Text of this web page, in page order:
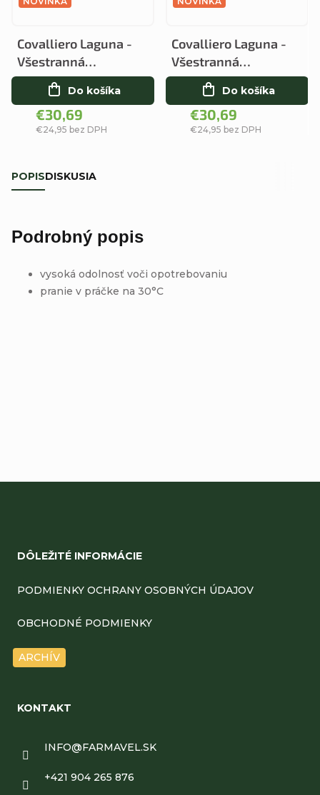
Covalliero Laguna -
Všestranná
Podsedlová Dečka
Black
€24,95 bez DPH
€30,69
Do košíka
Covalliero Laguna -
Všestranná
Podsedlová Dečka
€24,95 bez DPH
€30,69
Do košíka
POPISDISKUSIA
Podrobný popis
vysoká odolnosť voči opotrebovaniu
pranie v práčke na 30°C
DÔLEŽITÉ INFORMÁCIE
PODMIENKY OCHRANY OSOBNÝCH ÚDAJOV
OBCHODNÉ PODMIENKY
ARCHÍV
KONTAKT
INFO@FARMAVEL.SK
+421 904 265 876